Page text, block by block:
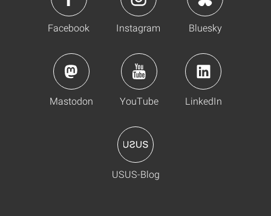
Facebook Instagram Bluesky
Mastodon YouTube LinkedIn
USUS-Blog